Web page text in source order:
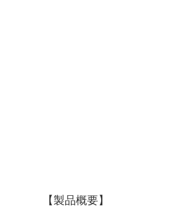
【製品概要】